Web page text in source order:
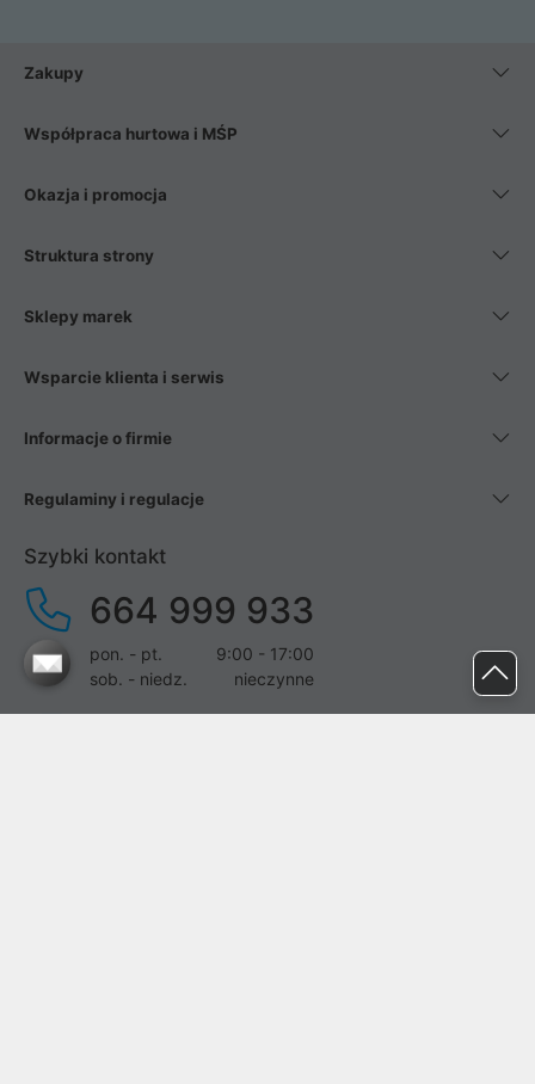
Zakupy
Współpraca hurtowa i MŚP
Okazja i promocja
Struktura strony
Sklepy marek
Wsparcie klienta i serwis
Informacje o firmie
Regulaminy i regulacje
Szybki kontakt
664 999 933
pon. - pt.
9:00 - 17:00
sob. - niedz.
nieczynne